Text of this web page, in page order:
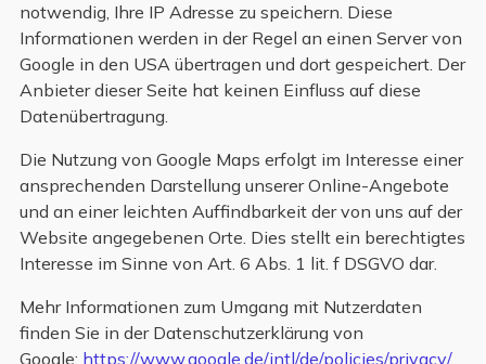
notwendig, Ihre IP Adresse zu speichern. Diese
Informationen werden in der Regel an einen Server von
Google in den USA übertragen und dort gespeichert. Der
Anbieter dieser Seite hat keinen Einfluss auf diese
Datenübertragung.
Die Nutzung von Google Maps erfolgt im Interesse einer
ansprechenden Darstellung unserer Online-Angebote
und an einer leichten Auffindbarkeit der von uns auf der
Website angegebenen Orte. Dies stellt ein berechtigtes
Interesse im Sinne von Art. 6 Abs. 1 lit. f DSGVO dar.
Mehr Informationen zum Umgang mit Nutzerdaten
finden Sie in der Datenschutzerklärung von
Google: https://www.google.de/intl/de/policies/privacy/.